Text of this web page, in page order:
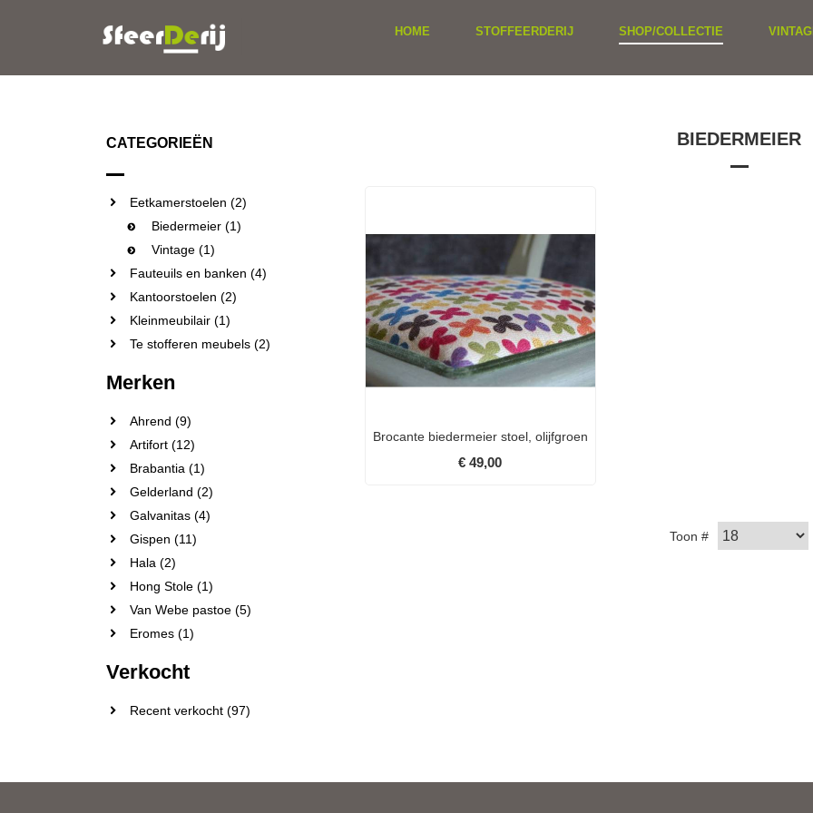
HOME STOFFEERDERIJ SHOP/COLLECTIE
CATEGORIEËN
Eetkamerstoelen (2)
Biedermeier (1)
Vintage (1)
Fauteuils en banken (4)
Kantoorstoelen (2)
Kleinmeubilair (1)
Te stofferen meubels (2)
Merken
Ahrend (9)
Artifort (12)
Brabantia (1)
Gelderland (2)
Galvanitas (4)
Gispen (11)
Hala (2)
Hong Stole (1)
Van Webe pastoe (5)
Eromes (1)
Verkocht
Recent verkocht (97)
BIEDERMEIER
Brocante biedermeier stoel, olijfgroen
€ 49,00
Toon #